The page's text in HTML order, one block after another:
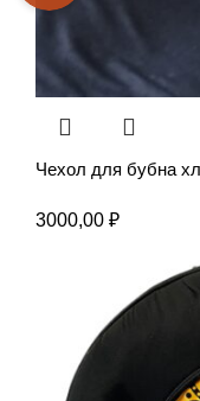
Чехол для бубна
3000,00 ₽